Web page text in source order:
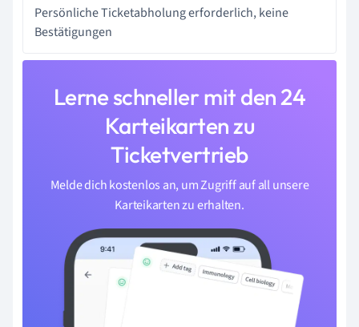
Persönliche Ticketabholung erforderlich, keine
Bestätigungen
Lerne schneller mit den 24
Karteikarten zu
Ticketvertrieb
Melde dich kostenlos an, um Zugriff auf all unsere
Karteikarten zu erhalten.